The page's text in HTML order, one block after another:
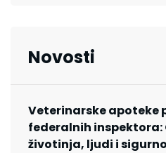
Novosti
Veterinarske apoteke
federalnih
životinja, ljudi i